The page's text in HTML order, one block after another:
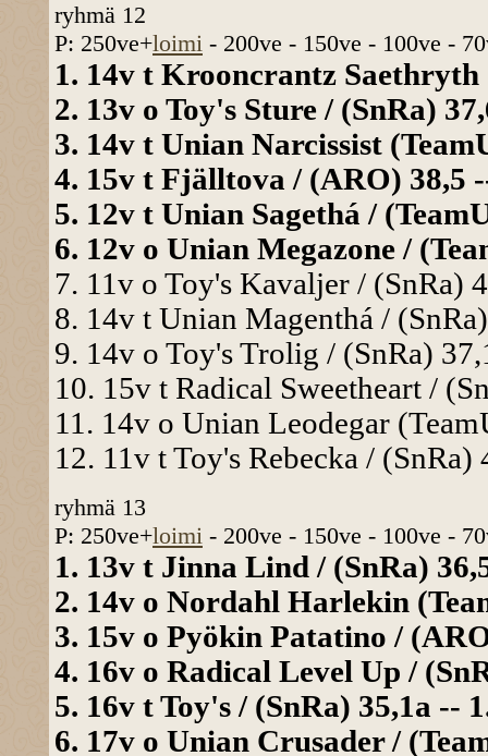
ryhmä 12
P: 250ve+loimi - 200ve - 150ve - 100ve -
1. 14v t Krooncrantz Saethryth
2. 13v o Toy's Sture / (SnRa)
3. 14v t Unian Narcissist
4. 15v t Fjälltova / (ARO) 38,5
5. 12v t Unian Sagethá /
6. 12v o Unian Megazone /
7. 11v o Toy's Kavaljer / (SnRa)
8. 14v t Unian Magenthá /
9. 14v o Toy's Trolig / (SnRa)
10. 15v t Radical Sweetheart /
11. 14v o Unian Leodegar
12. 11v t Toy's Rebecka /
ryhmä 13
P: 250ve+loimi - 200ve - 150ve - 100ve -
1. 13v t Jinna Lind / (SnRa)
2. 14v o Nordahl Harlekin
3. 15v o Pyökin Patatino /
4. 16v o Radical Level Up /
5. 16v t Toy's / (SnRa) 35,1a --
6. 17v o Unian Crusader /